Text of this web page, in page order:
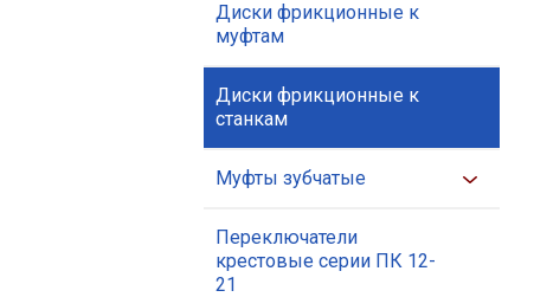
Диски фрикционные к
муфтам
Диски фрикционные к
станкам
Муфты зубчатые
Переключатели
крестовые серии ПК 12-
21